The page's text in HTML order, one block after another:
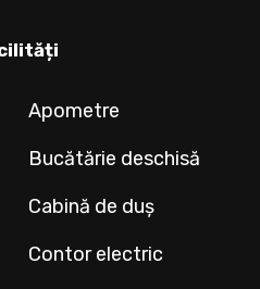
Apometre
Bucătărie deschisă
Cabină de duș
Contor electric